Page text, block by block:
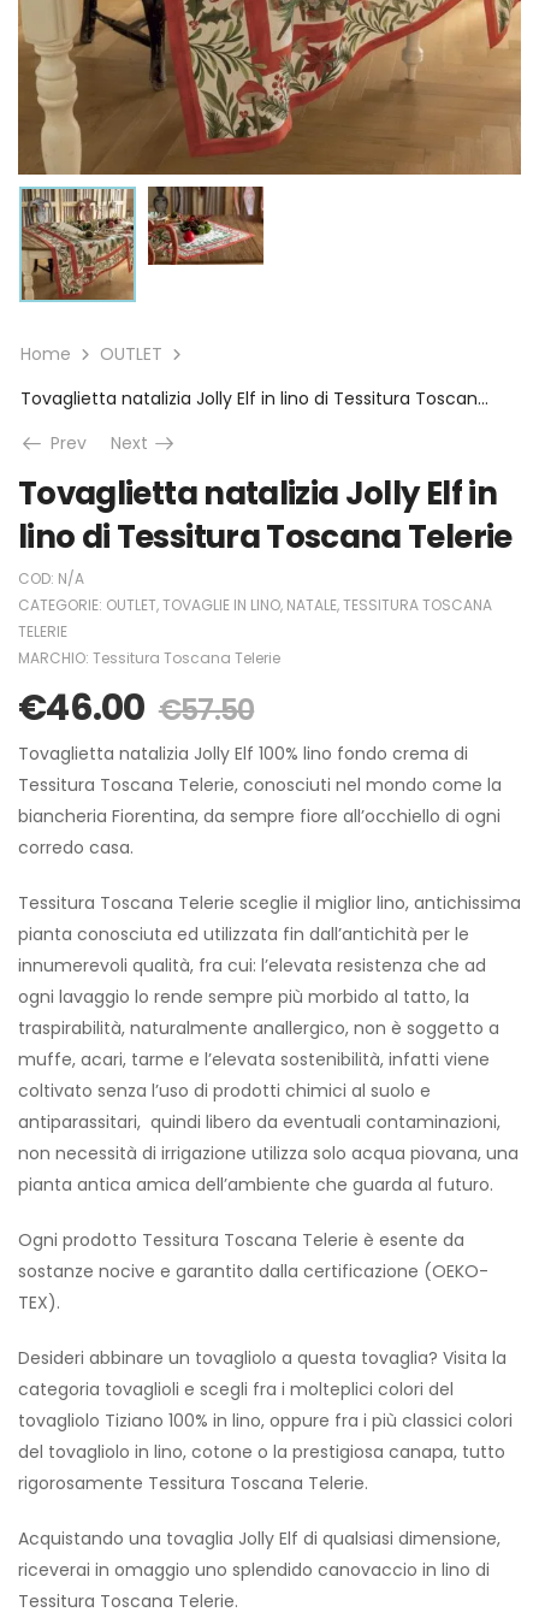
Home
OUTLET
Tovaglietta natalizia Jolly Elf in lino di Tessitura Toscana Telerie
Prev
Next
Tovaglietta natalizia Jolly Elf in
lino di Tessitura Toscana Telerie
COD: N/A
CATEGORIE: OUTLET,TOVAGLIE IN LINO, NATALE,TESSITURA TOSCANA
TELERIE
MARCHIO: Tessitura Toscana Telerie
€46.00 €57.50
Tovaglietta natalizia Jolly Elf 100% lino fondo crema di
Tessitura Toscana Telerie, conosciuti nel mondo come la
biancheria Fiorentina, da sempre fiore all’occhiello di ogni
corredo casa.
Tessitura Toscana Telerie sceglie il miglior lino, antichissima
pianta conosciuta ed utilizzata fin dall’antichità per le
innumerevoli qualità, fra cui: l’elevata resistenza che ad
ogni lavaggio lo rende sempre più morbido al tatto, la
traspirabilità, naturalmente anallergico, non è soggetto a
muffe, acari, tarme e l’elevata sostenibilità, infatti viene
coltivato senza l’uso di prodotti chimici al suolo e
antiparassitari, quindi libero da eventuali contaminazioni,
non necessità di irrigazione utilizza solo acqua piovana, una
pianta antica amica dell’ambiente che guarda al futuro.
Ogni prodotto Tessitura Toscana Telerie è esente da
sostanze nocive e garantito dalla certificazione (OEKO-
TEX).
Desideri abbinare un tovagliolo a questa tovaglia? Visita la
categoria tovaglioli e scegli fra i molteplici colori del
tovagliolo Tiziano 100% in lino, oppure fra i più classici colori
del tovagliolo in lino, cotone o la prestigiosa canapa, tutto
rigorosamente Tessitura Toscana Telerie.
Acquistando una tovaglia Jolly Elf di qualsiasi dimensione,
riceverai in omaggio uno splendido canovaccio in lino di
Tessitura Toscana Telerie.